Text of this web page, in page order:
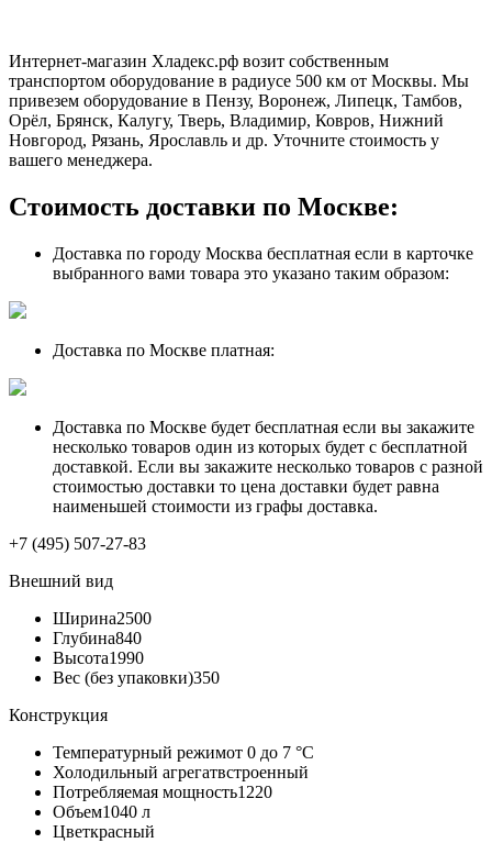
Интернет-магазин Хладекс.рф возит собственным
транспортом оборудование в радиусе 500 км от Москвы. Мы
привезем оборудование в Пензу, Воронеж, Липецк, Тамбов,
Орёл, Брянск, Калугу, Тверь, Владимир, Ковров, Нижний
Новгород, Рязань, Ярославль и др. Уточните стоимость у
вашего менеджера.
Стоимость доставки по Москве:
Доставка по городу Москва бесплатная если в карточке
выбранного вами товара это указано таким образом:
Доставка по Москве платная:
Доставка по Москве будет бесплатная если вы закажите
несколько товаров один из которых будет с бесплатной
доставкой. Если вы закажите несколько товаров с разной
стоимостью доставки то цена доставки будет равна
наименьшей стоимости из графы доставка.
+7 (495) 507-27-83
Внешний вид
Ширина2500
Глубина840
Высота1990
Вес (без упаковки)350
Конструкция
Температурный режимот 0 до 7 °C
Холодильный агрегатвстроенный
Потребляемая мощность1220
Объем1040 л
Цветкрасный